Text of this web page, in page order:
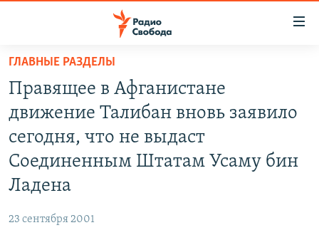
упрощенного
доступа
основному
содержанию
Вернутся
главной
навигации
ПОДКАСТЫ
ЦИТАТЫ СВОБОДЫ
МНЕНИЯ
IDEL.РЕАЛИИ
ГЛАВНЫЕ РАЗДЕЛЫ
Правящее в Афганистане
движение Талибан вновь заявило
сегодня, что не выдаст
Соединенным Штатам Усаму бин
Ладена
23 сентября 2001